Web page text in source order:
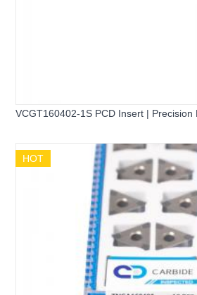
VCGT160402-1S PCD Insert | Precision
HOT